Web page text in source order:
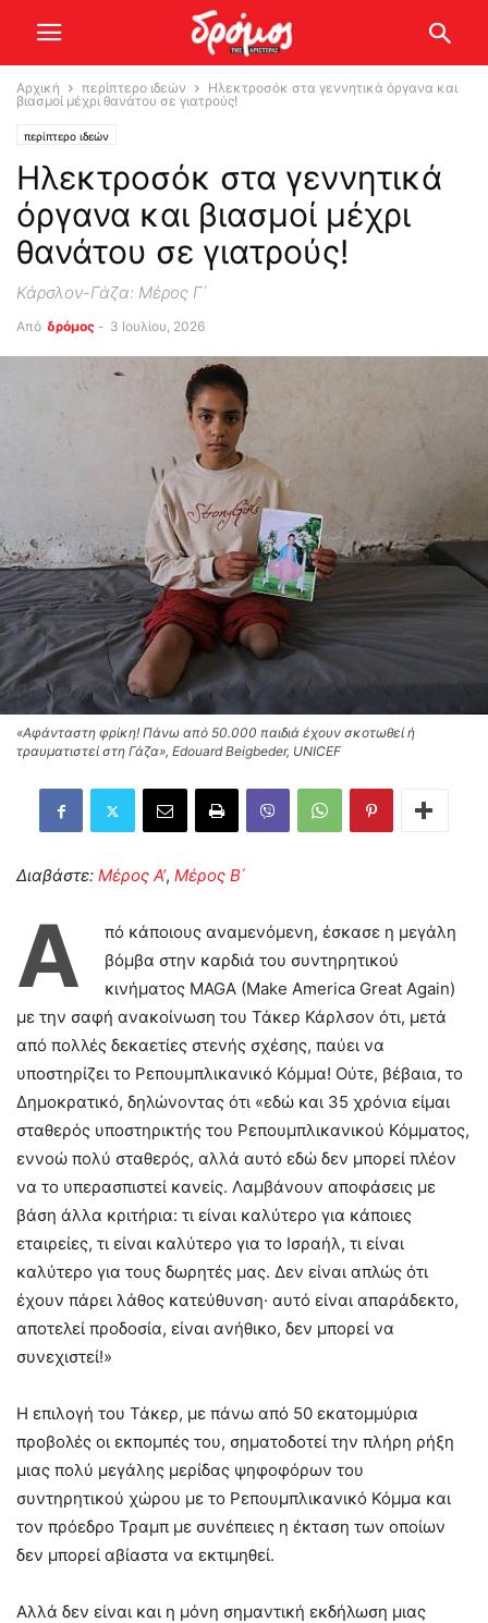
Αρχική περίπτερο ιδεών
Ηλεκτροσόκ στα γεννητικά όργανα και
βιασμοί μέχρι θανάτου σε γιατρούς!
περίπτερο ιδεών
Ηλεκτροσόκ στα γεννητικά
όργανα και βιασμοί μέχρι
θανάτου σε γιατρούς!
Κάρσλον-Γάζα: Μέρος Γ΄
Από δρόμος - 3 Ιουλίου, 2026
«Αφάνταστη φρίκη! Πάνω από 50.000 παιδιά έχουν σκοτωθεί ή
τραυματιστεί στη Γάζα», Edouard Beigbeder, UNICEF
Διαβάστε: Μέρος Α’, Μέρος Β΄
Α
πό κάποιους αναμενόμενη, έσκασε η μεγάλη
βόμβα στην καρδιά του συντηρητικού
κινήματος MAGA (Make America Great Again)
με την σαφή ανακοίνωση του Τάκερ Κάρλσον ότι, μετά
από πολλές δεκαετίες στενής σχέσης, παύει να
υποστηρίζει το Ρεπουμπλικανικό Κόμμα! Ούτε, βέβαια, το
Δημοκρατικό, δηλώνοντας ότι «εδώ και 35 χρόνια είμαι
σταθερός υποστηρικτής του Ρεπουμπλικανικού Κόμματος,
εννοώ πολύ σταθερός, αλλά αυτό εδώ δεν μπορεί πλέον
να το υπερασπιστεί κανείς. Λαμβάνουν αποφάσεις με
βάση άλλα κριτήρια: τι είναι καλύτερο για κάποιες
εταιρείες, τι είναι καλύτερο για το Ισραήλ, τι είναι
καλύτερο για τους δωρητές μας. Δεν είναι απλώς ότι
έχουν πάρει λάθος κατεύθυνση· αυτό είναι απαράδεκτο,
αποτελεί προδοσία, είναι ανήθικο, δεν μπορεί να
συνεχιστεί!»
Η επιλογή του Τάκερ, με πάνω από 50 εκατομμύρια
προβολές οι εκπομπές του, σηματοδοτεί την πλήρη ρήξη
μιας πολύ μεγάλης μερίδας ψηφοφόρων του
συντηρητικού χώρου με το Ρεπουμπλικανικό Κόμμα και
τον πρόεδρο Τραμπ με συνέπειες η έκταση των οποίων
δεν μπορεί αβίαστα να εκτιμηθεί.
Αλλά δεν είναι και η μόνη σημαντική εκδήλωση μιας